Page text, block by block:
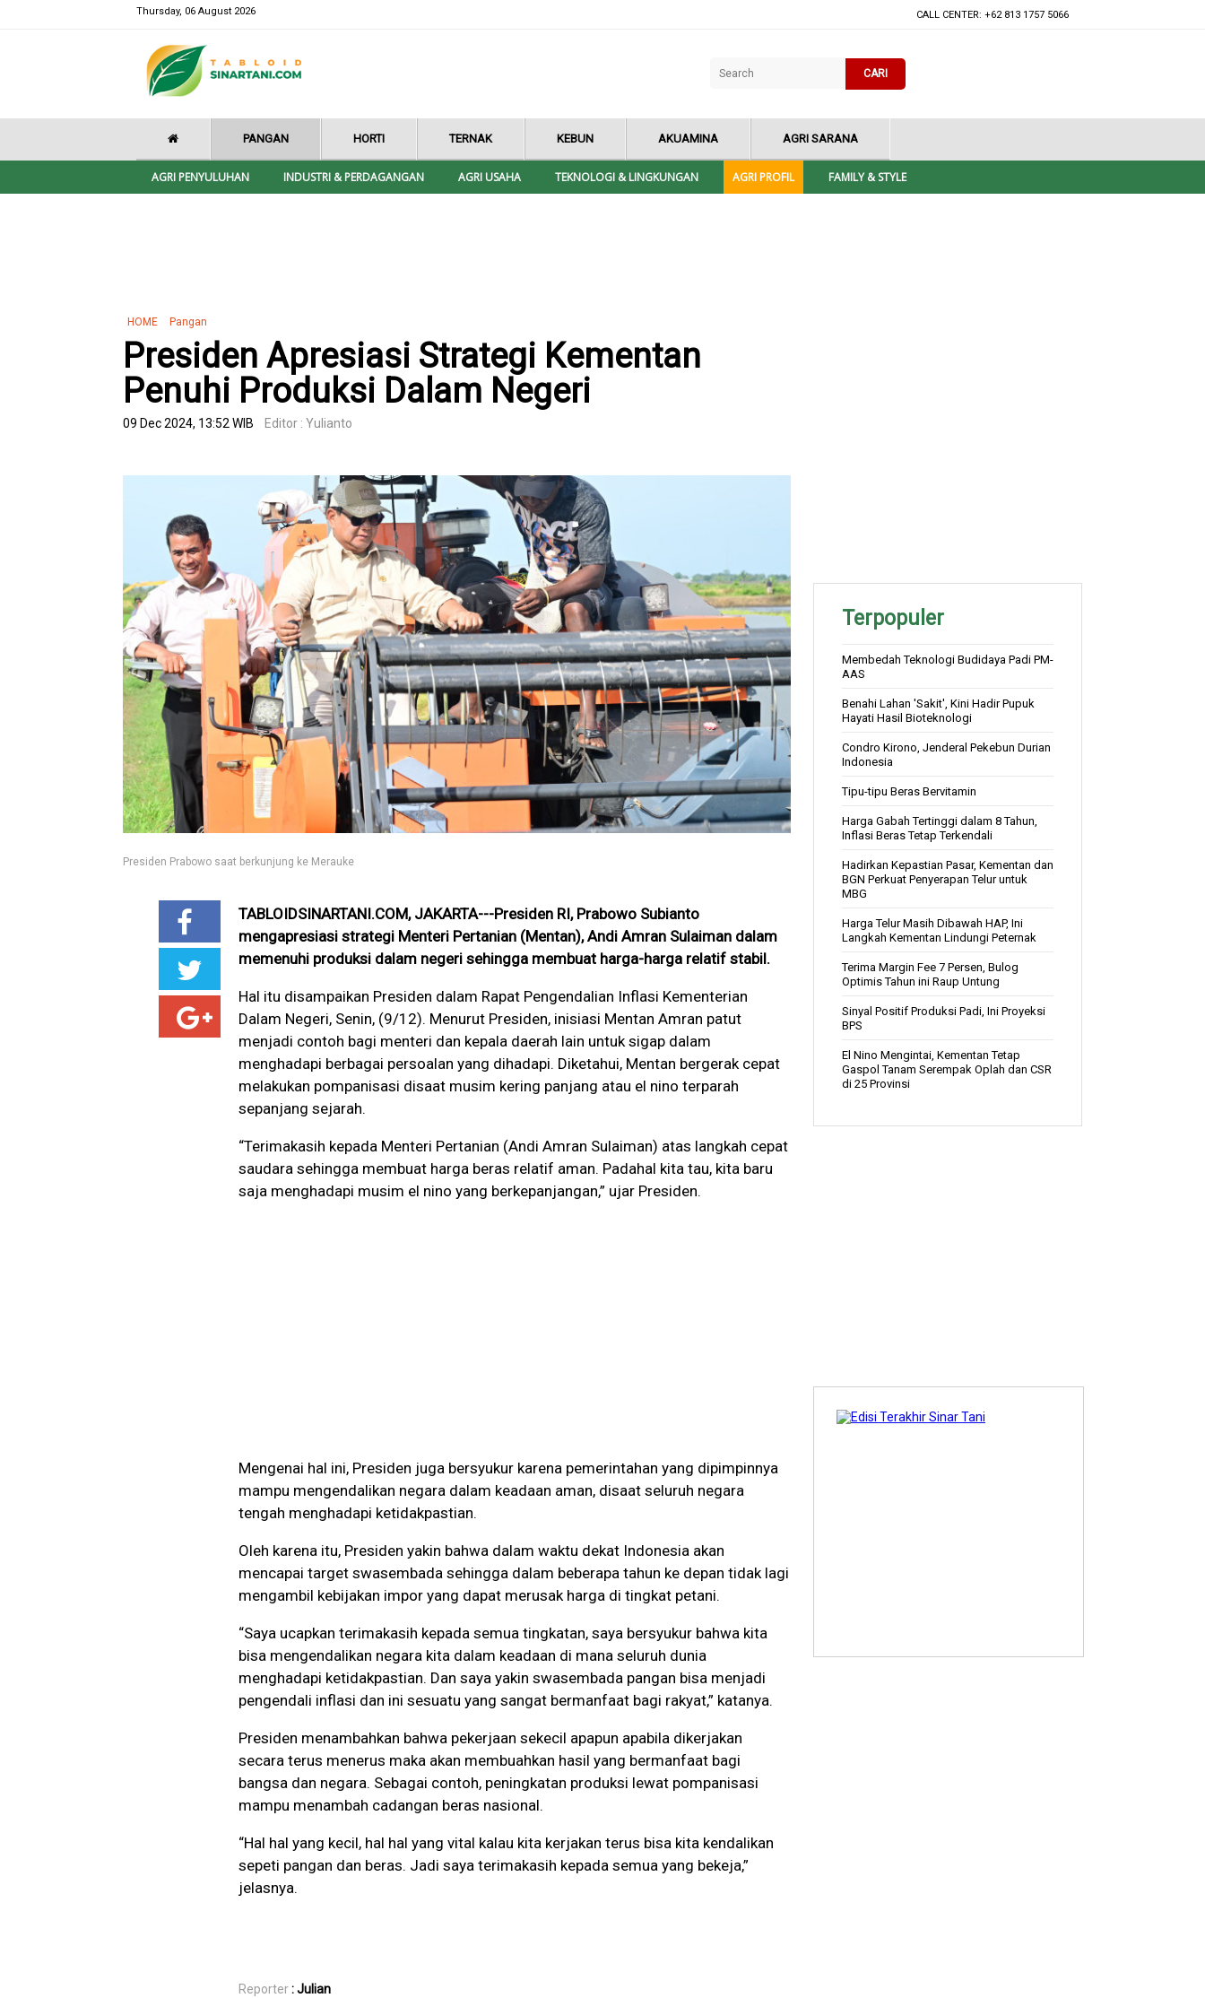
Thursday, 06 August 2026 CALL CENTER: +62 813 1757 5066
CARI
PANGAN HORTI TERNAK KEBUN AKUAMINA AGRI SARANA
AGRI PENYULUHAN INDUSTRI & PERDAGANGAN AGRI USAHA TEKNOLOGI & LINGKUNGAN AGRI PROFIL FAMILY & STYLE
HOME Pangan
Presiden Apresiasi Strategi Kementan
Penuhi Produksi Dalam Negeri
09 Dec 2024, 13:52 WIB Editor : Yulianto
Presiden Prabowo saat berkunjung ke Merauke
TABLOIDSINARTANI.COM, JAKARTA---Presiden RI, Prabowo Subianto
mengapresiasi strategi Menteri Pertanian (Mentan), Andi Amran Sulaiman dalam
memenuhi produksi dalam negeri sehingga membuat harga-harga relatif stabil.
Hal itu disampaikan Presiden dalam Rapat Pengendalian Inflasi Kementerian
Dalam Negeri, Senin, (9/12). Menurut Presiden, inisiasi Mentan Amran patut
menjadi contoh bagi menteri dan kepala daerah lain untuk sigap dalam
menghadapi berbagai persoalan yang dihadapi. Diketahui, Mentan bergerak cepat
melakukan pompanisasi disaat musim kering panjang atau el nino terparah
sepanjang sejarah.
“Terimakasih kepada Menteri Pertanian (Andi Amran Sulaiman) atas langkah cepat
saudara sehingga membuat harga beras relatif aman. Padahal kita tau, kita baru
saja menghadapi musim el nino yang berkepanjangan,” ujar Presiden.
Mengenai hal ini, Presiden juga bersyukur karena pemerintahan yang dipimpinnya
mampu mengendalikan negara dalam keadaan aman, disaat seluruh negara
tengah menghadapi ketidakpastian.
Oleh karena itu, Presiden yakin bahwa dalam waktu dekat Indonesia akan
mencapai target swasembada sehingga dalam beberapa tahun ke depan tidak lagi
mengambil kebijakan impor yang dapat merusak harga di tingkat petani.
“Saya ucapkan terimakasih kepada semua tingkatan, saya bersyukur bahwa kita
bisa mengendalikan negara kita dalam keadaan di mana seluruh dunia
menghadapi ketidakpastian. Dan saya yakin swasembada pangan bisa menjadi
pengendali inflasi dan ini sesuatu yang sangat bermanfaat bagi rakyat,” katanya.
Presiden menambahkan bahwa pekerjaan sekecil apapun apabila dikerjakan
secara terus menerus maka akan membuahkan hasil yang bermanfaat bagi
bangsa dan negara. Sebagai contoh, peningkatan produksi lewat pompanisasi
mampu menambah cadangan beras nasional.
“Hal hal yang kecil, hal hal yang vital kalau kita kerjakan terus bisa kita kendalikan
sepeti pangan dan beras. Jadi saya terimakasih kepada semua yang bekeja,”
jelasnya.
Reporter: Julian
Terpopuler
Membedah Teknologi Budidaya Padi PM-
AAS
Benahi Lahan 'Sakit', Kini Hadir Pupuk
Hayati Hasil Bioteknologi
Condro Kirono, Jenderal Pekebun Durian
Indonesia
Tipu-tipu Beras Bervitamin
Harga Gabah Tertinggi dalam 8 Tahun,
Inflasi Beras Tetap Terkendali
Hadirkan Kepastian Pasar, Kementan dan
BGN Perkuat Penyerapan Telur untuk
MBG
Harga Telur Masih Dibawah HAP, Ini
Langkah Kementan Lindungi Peternak
Terima Margin Fee 7 Persen, Bulog
Optimis Tahun ini Raup Untung
Sinyal Positif Produksi Padi, Ini Proyeksi
BPS
El Nino Mengintai, Kementan Tetap
Gaspol Tanam Serempak Oplah dan CSR
di 25 Provinsi